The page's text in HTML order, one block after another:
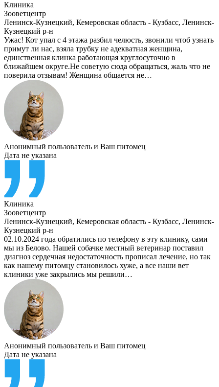
Клиника
Зооветцентр
Ленинск-Кузнецкий, Кемеровская область - Кузбасс, Ленинск-
Кузнецкий р-н
Ужас! Кот упал с 4 этажа разбил челюсть, звонили чтоб узнать
примут ли нас, взяла трубку не адекватная женщина,
единственная клинка работающая круглосуточно в
ближайшем округе.Не советую сюда обращаться, жаль что не
поверила отзывам! Женщина общается не…
Анонимный пользователь и Ваш питомец
Дата не указана
Клиника
Зооветцентр
Ленинск-Кузнецкий, Кемеровская область - Кузбасс, Ленинск-
Кузнецкий р-н
02.10.2024 года обратились по телефону в эту клинику, сами
мы из Белово. Нашей собачке местный ветеринар поставил
диагноз сердечная недостаточность прописал лечение, но так
как нашему питомцу становилось хуже, а все наши вет
клиники уже закрылись мы решили…
Анонимный пользователь и Ваш питомец
Дата не указана